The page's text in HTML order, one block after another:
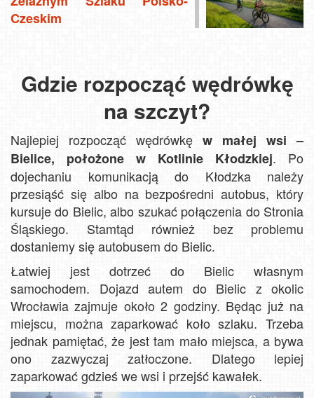
Czeskim
Gdzie rozpocząć wędrówkę
na szczyt?
Najlepiej rozpocząć wędrówkę w małej wsi –
Bielice, położone w Kotlinie Kłodzkiej. Po
dojechaniu komunikacją do Kłodzka należy
przesiąść się albo na bezpośredni autobus, który
kursuje do Bielic, albo szukać połączenia do Stronia
Śląskiego. Stamtąd również bez problemu
dostaniemy się autobusem do Bielic.
Łatwiej jest dotrzeć do Bielic własnym
samochodem. Dojazd autem do Bielic z okolic
Wrocławia zajmuje około 2 godziny. Będąc już na
miejscu, można zaparkować koło szlaku. Trzeba
jednak pamiętać, że jest tam mało miejsca, a bywa
ono zazwyczaj zatłoczone. Dlatego lepiej
zaparkować gdzieś we wsi i przejść kawałek.